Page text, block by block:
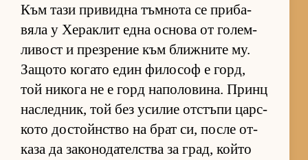
Към тази при­видна тъм­нота се при­ба­
вяла у Хе­рак­лит една ос­нова от го­лем­
ли­вост и през­ре­ние към ближ­ните му.
За­щото ко­гато един фи­ло­соф е горд,
той ни­кога не е горд на­по­ло­ви­на. Принц
нас­лед­ник, той без уси­лие от­с­тъпи цар­с­
кото дос­тойн­с­тво на брат си, после от­
каза да за­ко­но­да­тел­с­тва за град, който